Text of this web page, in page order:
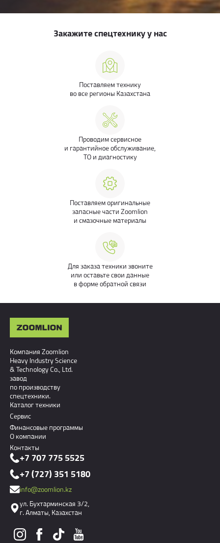
Закажите спецтехнику у нас
Поставляем технику
во все регионы Казахстана
Проводим сервисное
и гарантийное обслуживание,
ТО и диагностику
Поставляем оригинальные
запасные части Zoomlion
и смазочные материалы
Для заказа техники звоните
или оставьте свои данные
в форме обратной связи
Компания Zoomlion
Heavy Industry Science
& Technology Co., Ltd.
завод
по производству
спецтехники.
Каталог техники
Сервис
Финансовые программы
О компании
Контакты
+7 707 775 5525
+7 (727) 351 5180
info@zoomlion.kz
ул. Бухтарминская 3/2,
г. Алматы, Казахстан